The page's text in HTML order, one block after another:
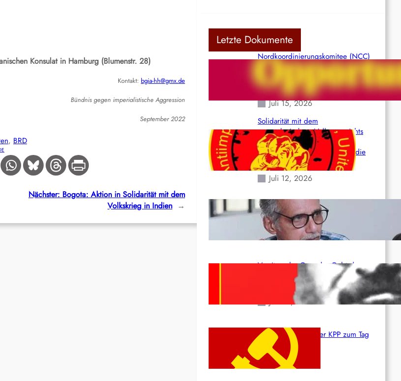
Konsulat in Hamburg (Blumenstr. 28)
Kontakt: bgia-hh@gmx.de
Bündnis gegen imperialistische Aggression
September 2022
, BRD
Nächster: Bogota: Aktion in Solidarität mit dem
Volkskrieg in Indien →
Letzte Dokumente
Nordkoordinierungskomitee (NCC)
der Kommunistischen Partei Indiens
(Maoistisch): Postmoderner
Opportunismus
Juli 15, 2026
Solidarität mit dem
venezolanischem Volk angesichts
der verlorenen Leben und der
katastrophalen Situation durch die
Erdbeben des 24. Juni!
Juli 12, 2026
Indien: „Die Politik der
Kapitulation“ von K. Murali (Ajith)
Juli 1, 2026
Vorsitzender Gonzalo: Gebt das
Leben für die Partei und die
Juni 19, 2026
Beschluss des ZK der KPP zum Tag
des Heldentums
Juni 19, 2026